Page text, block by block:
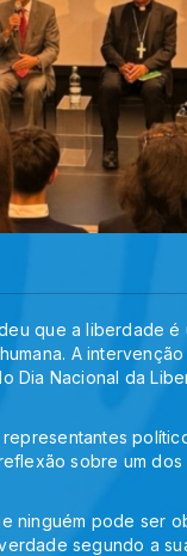
que a liberdade
A
Dia Nacional da
sobre um
ninguém pode ser
segundo a